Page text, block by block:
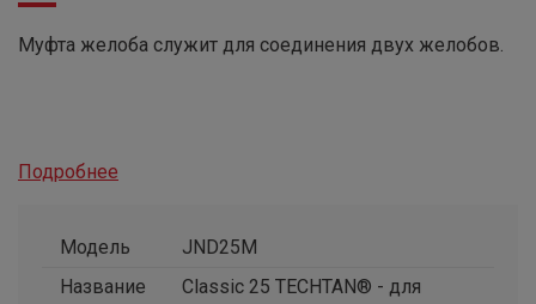
Муфта желоба служит для соединения двух желобов.
Подробнее
Модель
JND25M
Название
Classic 25 TECHTAN® - для